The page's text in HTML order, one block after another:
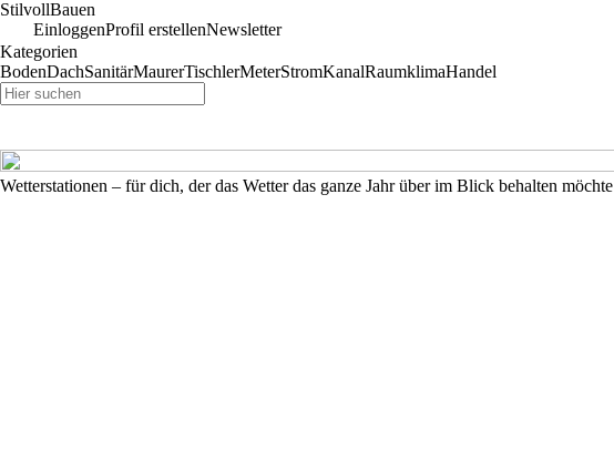
StilvollBauen
EinloggenProfil erstellenNewsletter
Kategorien
BodenDachSanitärMaurerTischlerMeterStromKanalRaumklimaHandel
Wetterstationen – für dich, der das Wetter das ganze Jahr über im Blick behalten möchte